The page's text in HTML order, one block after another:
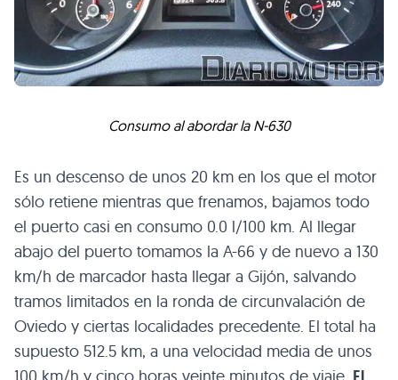
Consumo al abordar la N-630
Es un descenso de unos 20 km en los que el motor
sólo retiene mientras que frenamos, bajamos todo
el puerto casi en consumo 0.0 l/100 km. Al llegar
abajo del puerto tomamos la A-66 y de nuevo a 130
km/h de marcador hasta llegar a Gijón, salvando
tramos limitados en la ronda de circunvalación de
Oviedo y ciertas localidades precedente. El total ha
supuesto 512.5 km, a una velocidad media de unos